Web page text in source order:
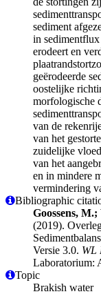
sediment
in sedimentflux
erodeert en
geërodeerde
oostelijke
morfologische
van de
van het
zuidelijke
van het
en in mindere
vermindering
Bibliographic
Goossens,
(2019).
Versie 3.0. WL
Laboratorium:
Topic
Brakish water